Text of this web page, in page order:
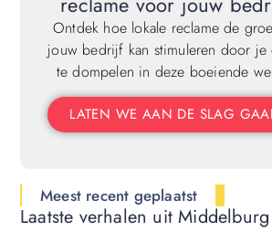
Ontdek hoe lokale reclame de
jouw bedrijf kan stimuleren door je
te dompelen in deze boeiende
LATEN WE AAN DE SLAG
Meest recent geplaatst
Laatste verhalen uit Middelburg